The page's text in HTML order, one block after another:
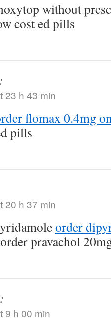
without
cost ed pills
23 h 43 min
flomax 0.4mg
pills
20 h 37 min
order
order pravachol
9 h 00 min